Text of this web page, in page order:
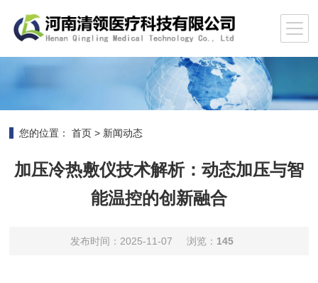
您的位置： 首页 > 新闻动态
加压冷热敷仪技术解析：动态加压与智
能温控的创新融合
发布时间：2025-11-07 浏览： 145